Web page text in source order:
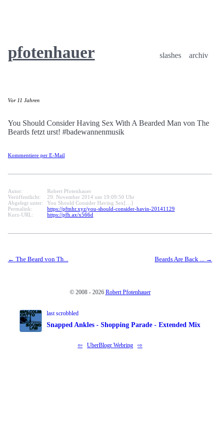
pfotenhauer slashes archiv
Vor 11 Jahren
You Should Consider Having Sex With A Bearded Man von The
Beards fetzt urst! #badewannenmusik
Kommentiere per E-Mail
Autor:
Robert Pfotenhauer
Veröffentlicht:
29. November 2014 um 19:09:50 Uhr
Abgelegt unter:
You Should Consider Having Sex[…]
Permalink:
https://pftnhr.xyz/you-should-consider-havin-20141129
Kurz-URL:
https://pfh.ax/x566d
The Beard von Th... Beards Are Back ...
© 2008 - 2026 Robert Pfotenhauer
last scrobbled
Snapped Ankles - Shopping Parade - Extended Mix
⇦ UberBlogr Webring ⇨